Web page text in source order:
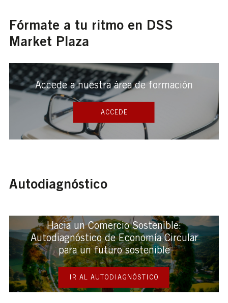
Fórmate a tu ritmo en DSS
Market Plaza
Accede a nuestra área de formación
ACCEDE
Autodiagnóstico
Hacia un Comercio Sostenible:
Autodiagnóstico de Economía Circular
para un futuro sostenible
IR AL AUTODIAGNÓSTICO